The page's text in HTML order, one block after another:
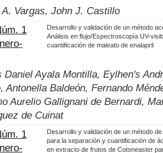
Vargas, John J. Castillo
1
Desarrollo y validación de un método
Análisis en flujo/Espectroscopía UV-
cuantificación de maleato de enalapril
Daniel Ayala Montilla, Eylhen's
Antonella Baldeón, Fernando
Aurelio Gallignani de Bernardi,
de Cuinat
1
Desarrollo y validación de un método de
para la separación y cuantificación de
en extracto de frutos de Cotoneaster